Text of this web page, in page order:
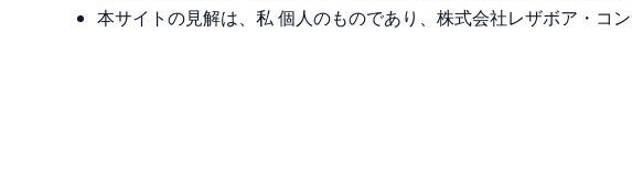
本サイトの見解は、私 個人のものであり、株式会社レザボア・コ